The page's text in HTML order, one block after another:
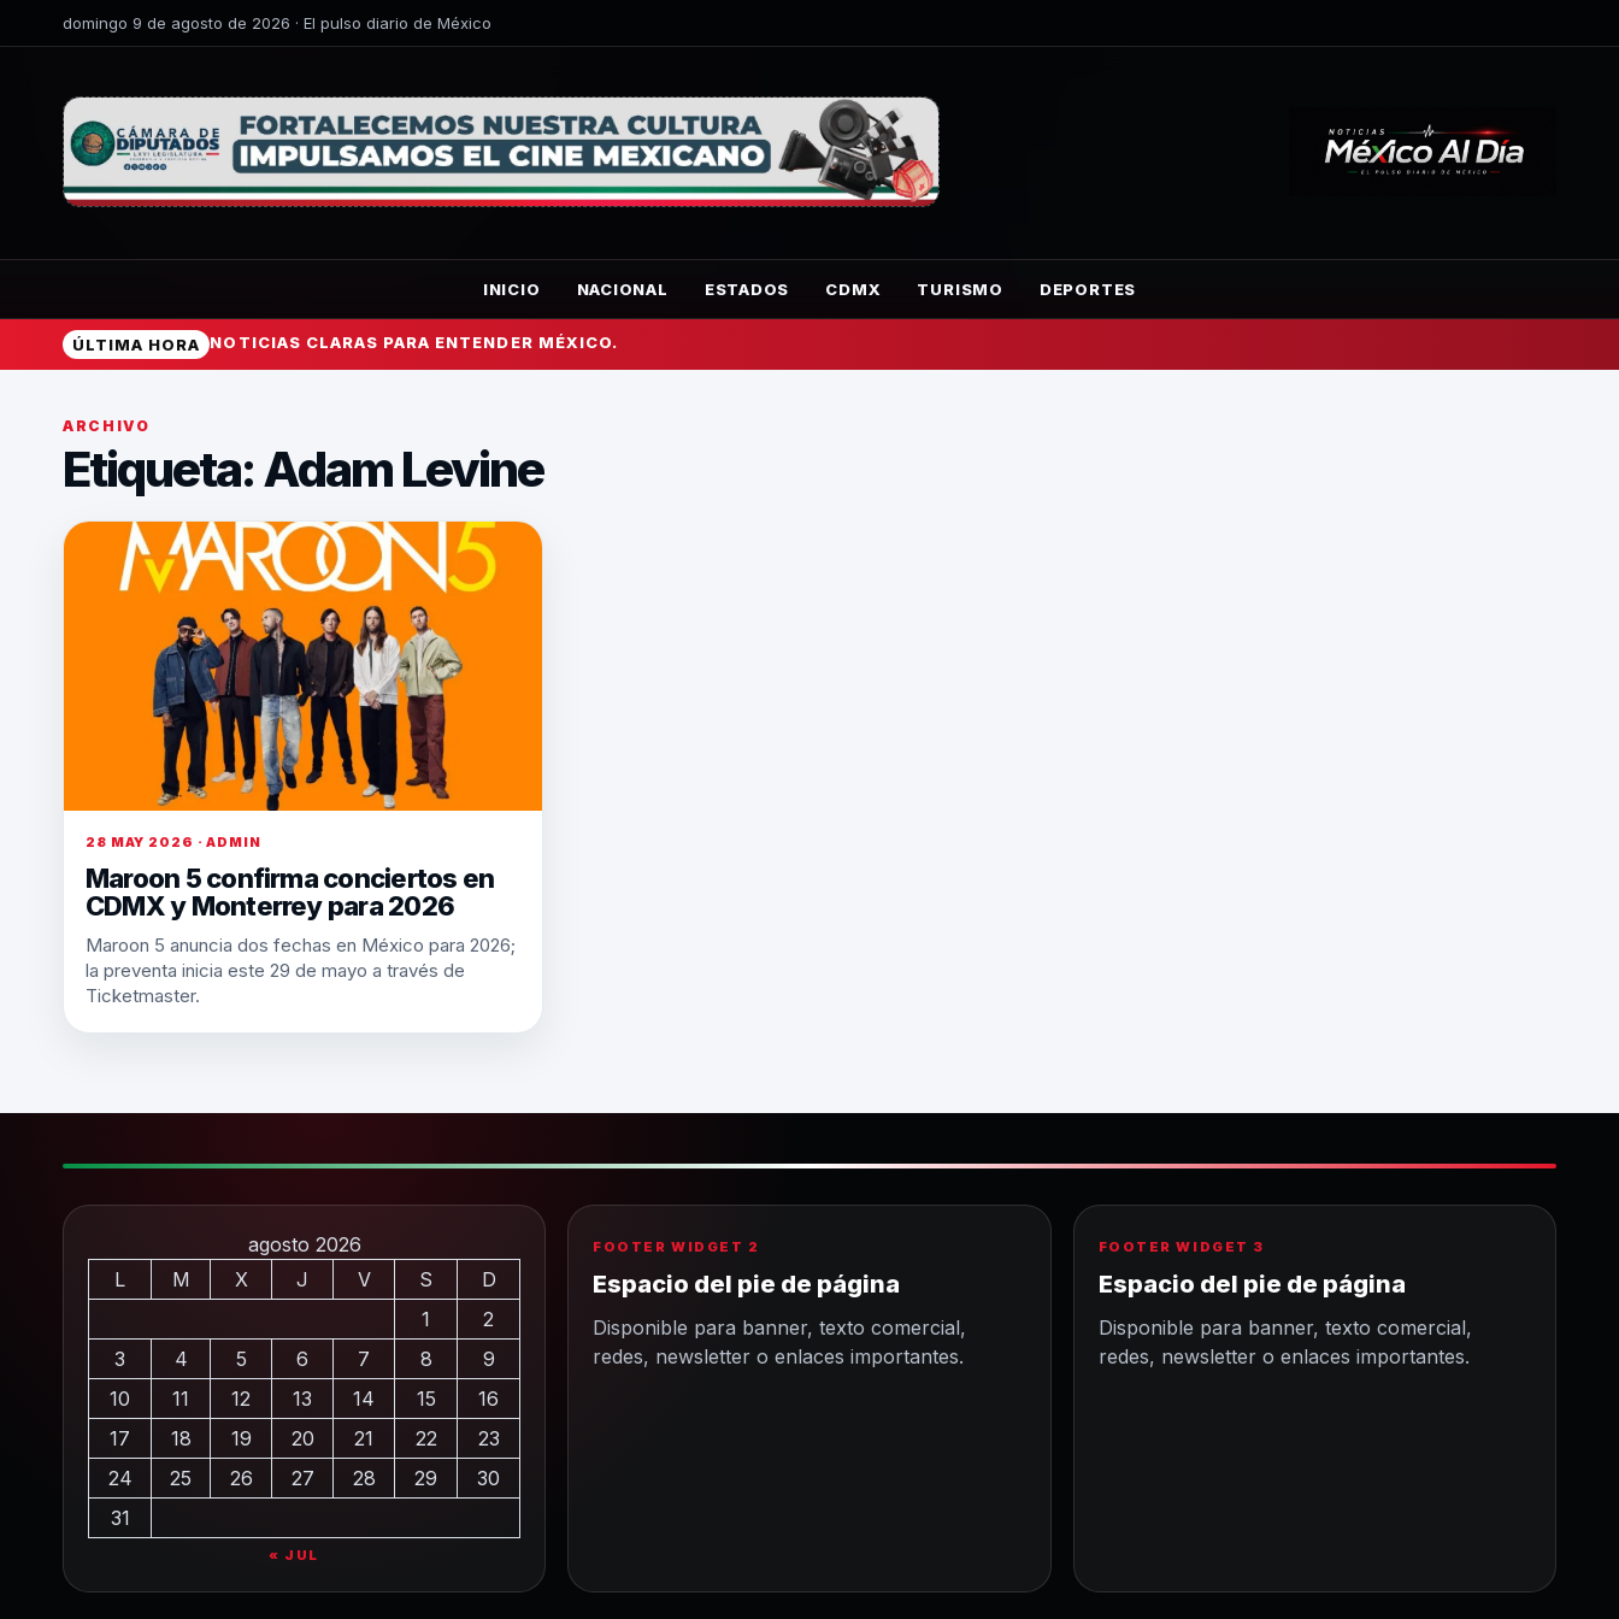
domingo 9 de agosto de 2026 · El pulso diario de México
INICIO NACIONAL ESTADOS CDMX TURISMO DEPORTES
ÚLTIMA HORA NOTICIAS CLARAS PARA ENTENDER MÉXICO.
ARCHIVO
Etiqueta:Adam Levine
28 MAY 2026 · ADMIN
Maroon 5 confirma conciertos en
CDMX y Monterrey para 2026
Maroon 5 anuncia dos fechas en México para 2026;
la preventa inicia este 29 de mayo a través de
Ticketmaster.
agosto 2026
L
M X J V S
D
1
2
3
4 5 6 7 8
9
10
11 12 13 14 15
16
17
18 19 20 21 22
23
24
25 26 27 28 29
30
31
« JUL
FOOTER WIDGET 2
Espacio del pie de página
Disponible para banner, texto comercial,
redes, newsletter o enlaces importantes.
FOOTER WIDGET 3
Espacio del pie de página
Disponible para banner, texto comercial,
redes, newsletter o enlaces importantes.